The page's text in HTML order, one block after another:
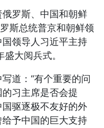
罗斯、中国和朝鲜
斯总统普京和朝鲜领
领导人习近平主持
大阅兵式。
道：“有个重要的问
习主席是否会提
驱逐极不友好的外
予中国的巨大支持